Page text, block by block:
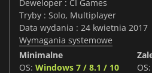
Deweloper : CI Games
Tryby : Solo, Multiplayer
Data wydania : 24 kwietnia 2017
Wymagania systemowe
Minimalne
OS: Windows 7 / 8.1 / 10
OS: